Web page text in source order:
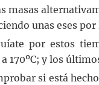
masas
unas eses por
por estos
170ºC; y los
si está